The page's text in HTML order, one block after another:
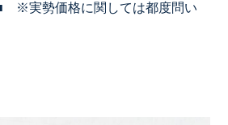
※実勢価格に関しては都度問い